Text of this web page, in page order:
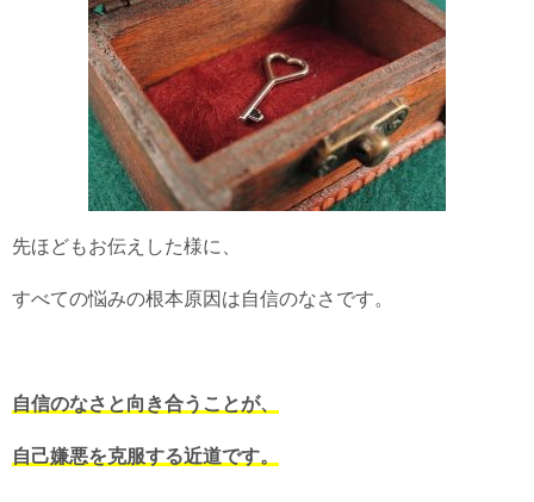
先ほどもお伝えした様に、
すべての悩みの根本原因は自信のなさです。
自信のなさと向き合うことが、
自己嫌悪を克服する近道です。